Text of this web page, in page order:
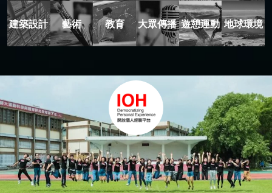
建築設計 藝術 教育 大眾傳播 遊憩運動 地球環境